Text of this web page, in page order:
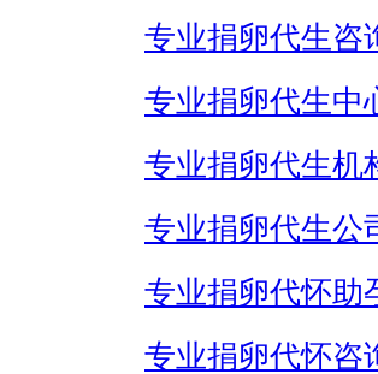
专业捐卵代生咨
专业捐卵代生中
专业捐卵代生机
专业捐卵代生公
专业捐卵代怀助
专业捐卵代怀咨